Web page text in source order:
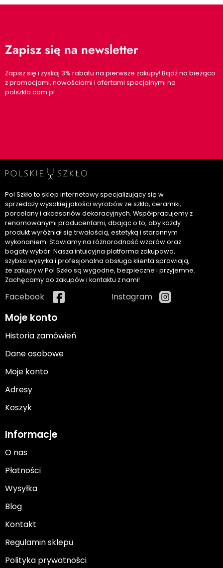
Zapisz się na newsletter
Zapisz się i zyskaj 3% rabatu na pierwsze zakupy! Bądź na bieżąco
z promocjami, nowościami i ofertami specjalnymi na
polszklo.com.pl
Pol Szkło to sklep internetowy specjalizujący się w
sprzedaży wysokiej jakości wyrobów ze szkła, ceramiki,
porcelany i akcesoriów dekoracyjnych. Współpracujemy z
renomowanymi producentami, dbając o to, aby każdy
produkt wyróżniał się trwałością, estetyką i starannym
wykonaniem. Stawiamy na różnorodność wzorów oraz
bogaty wybór. Nasza intuicyjna platforma zakupowa,
szybka wysyłka i profesjonalna obsługa klienta sprawiają,
że zakupy w Pol Szkło są wygodne, bezpieczne i przyjemne.
Zachęcamy do zakupów i kontaktu z nami!
Facebook Instagram
Moje konto
Historia zamówień
Dane osobowe
Moje konto
Adresy
Koszyk
Informacje
O nas
Płatności
Wysyłka
Blog
Kontakt
Regulamin sklepu
Polityka prywatności